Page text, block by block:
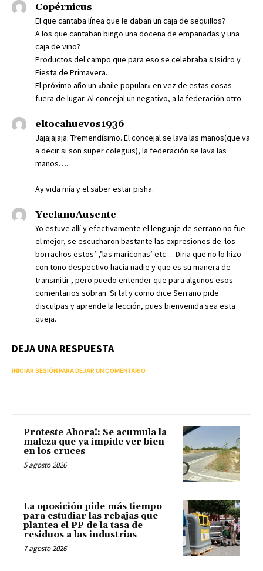
Copérnicus
El que cantaba línea que le daban un caja de sequillos?
A los que cantaban bingo una docena de empanadas y una
caja de vino?
Productos del campo que para eso se celebraba s Isidro y
Fiesta de Primavera.
El próximo año un «baile popular» en vez de estas cosas
fuera de lugar. Al concejal un negativo, a la federación otro.
eltocahuevos1936
Jajajajaja. Tremendísimo. El concejal se lava las manos(que va
a decir si son super coleguis), la federación se lava las
manos….
Ay vida mía y el saber estar pisha.
YeclanoAusente
Yo estuve allí y efectivamente el lenguaje de serrano no fue
el mejor, se escucharon bastante las expresiones de ‘los
borrachos estos’ ,’las mariconas’ etc… Diria que no lo hizo
con tono despectivo hacia nadie y que es su manera de
transmitir , pero puedo entender que para algunos esos
comentarios sobran. Si tal y como dice Serrano pide
disculpas y aprende la lección, pues bienvenida sea esta
queja.
DEJA UNA RESPUESTA
INICIAR SESIÓN PARA DEJAR UN COMENTARIO
Proteste Ahora!: Se acumula la
maleza que ya impide ver bien
en los cruces
5 agosto 2026
La oposición pide más tiempo
para estudiar las rebajas que
plantea el PP de la tasa de
residuos a las industrias
7 agosto 2026